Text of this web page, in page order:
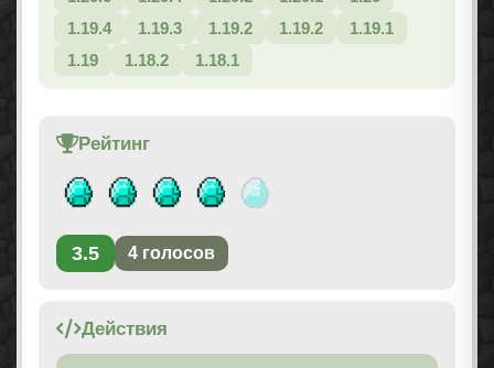
1.19.4
1.19.3 1.19.2 1.19.2
1.19.1
1.19
1.18.2 1.18.1
Рейтинг
3.5 4 голосов
Действия